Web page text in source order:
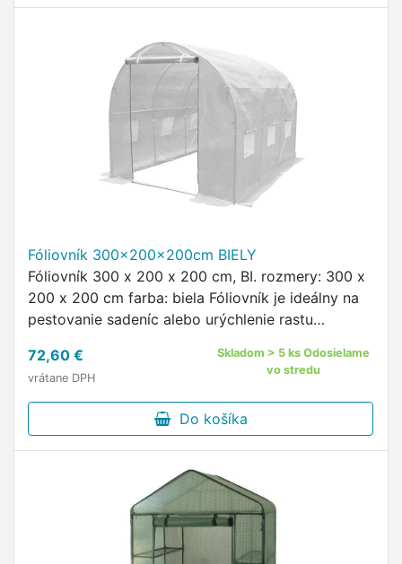
Fóliovník 300x200x200cm BIELY
Fóliovník 300 x 200 x 200 cm, BI. rozmery: 300 x
200 x 200 cm farba: biela Fóliovník je ideálny na
pestovanie sadeníc alebo urýchlenie rastu
72,60 €
vrátane DPH
Skladom > 5 ks Odosielame
vo stredu
Do košíka